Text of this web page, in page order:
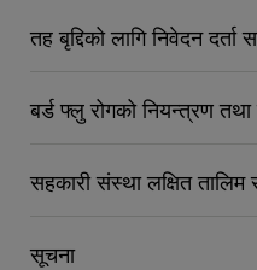
तह बृद्दिको लागि निवेदन दर्ता
बर्ड फ्लु रोगको नियन्त्रण
सहकारी संस्था लक्षित
सूचना